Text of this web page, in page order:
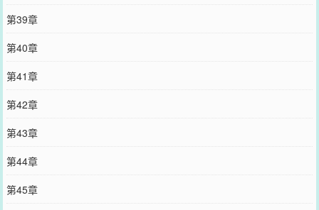
第39章
第40章
第41章
第42章
第43章
第44章
第45章